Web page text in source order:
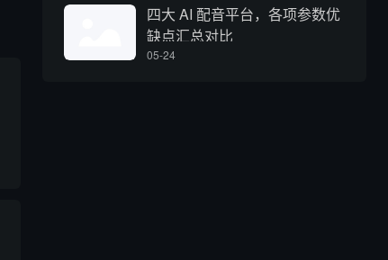
四大 AI 配音平台，各项参数优
缺点汇总对比
05-24